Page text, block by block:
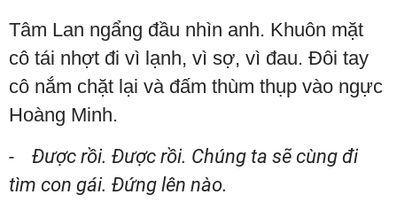
Tâm Lan ngẩng đầu nhìn anh. Khuôn mặt
cô tái nhợt đi vì lạnh, vì sợ, vì đau. Đôi tay
cô nắm chặt lại và đấm thùm thụp vào ngực
Hoàng Minh.
- Được rồi. Được rồi. Chúng ta sẽ cùng đi
tìm con gái. Đứng lên nào.